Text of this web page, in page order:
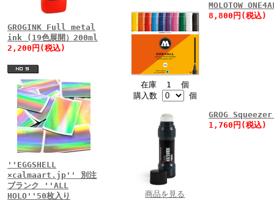
GROGINK Full metal
ink (19色展開）200ml
2,200円(税込)
''EGGSHELL
×calmaart.jp'' 別注
ブランク ''ALL
HOLO''50枚入り
在庫 1 個
購入数
個
MOLOTOW
8,800円(税込)
商品を見る
GROG
1,760円(税込)